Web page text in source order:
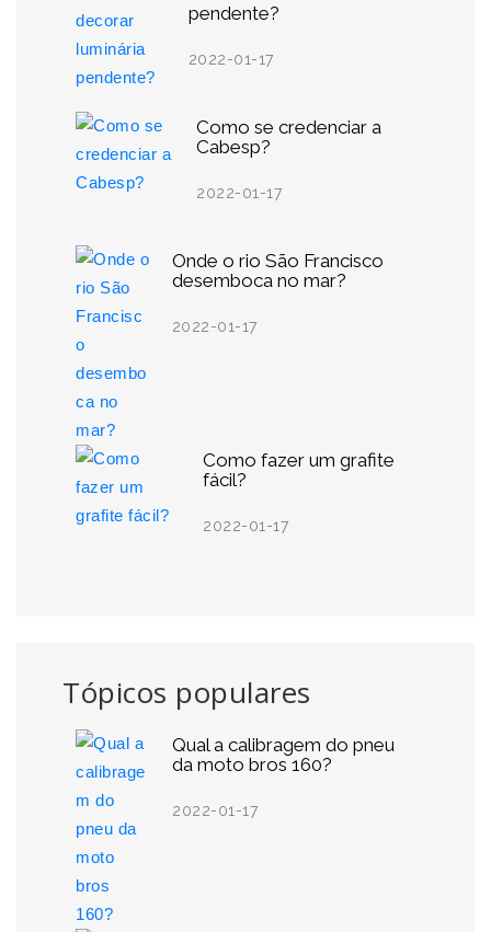
pendente?
2022-01-17
Como se credenciar a
Cabesp?
2022-01-17
Onde o rio São Francisco
desemboca no mar?
2022-01-17
Como fazer um grafite
fácil?
2022-01-17
Tópicos populares
Qual a calibragem do pneu
da moto bros 160?
2022-01-17